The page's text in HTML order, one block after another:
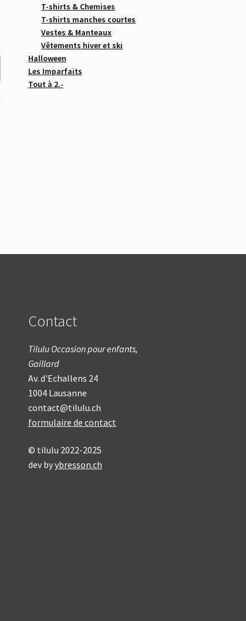
T-shirts & Chemises
T-shirts manches courtes
Vestes & Manteaux
Vêtements hiver et ski
Halloween
Les Imparfaits
Tout à 2.-
Contact
Tilulu Occasion pour enfants,
Gaillard
Av. d'Echallens 24
1004 Lausanne
contact@tilulu.ch
formulaire de contact
© tilulu 2022-2025
dev byybresson.ch